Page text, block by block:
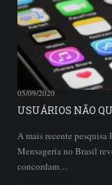
05/09/2020
USUÁRIOS NÃO
A mais recente
Mensageria no Brasil
concordam…